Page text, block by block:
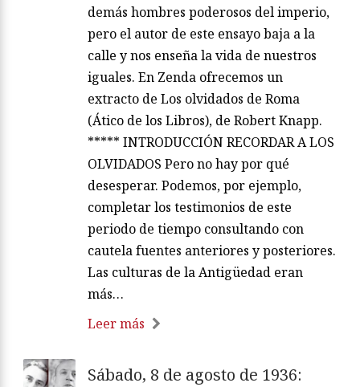
demás hombres poderosos del imperio,
pero el autor de este ensayo baja a la
calle y nos enseña la vida de nuestros
iguales. En Zenda ofrecemos un
extracto de Los olvidados de Roma
(Ático de los Libros), de Robert Knapp.
***** INTRODUCCIÓN RECORDAR A LOS
OLVIDADOS Pero no hay por qué
desesperar. Podemos, por ejemplo,
completar los testimonios de este
periodo de tiempo consultando con
cautela fuentes anteriores y posteriores.
Las culturas de la Antigüedad eran
más…
Leer más
Sábado, 8 de agosto de 1936: